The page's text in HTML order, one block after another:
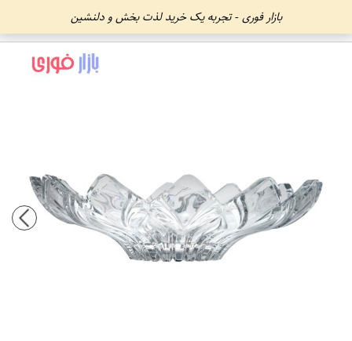
بازار فوری - تجربه یک خرید لذت بخش و دلنشین